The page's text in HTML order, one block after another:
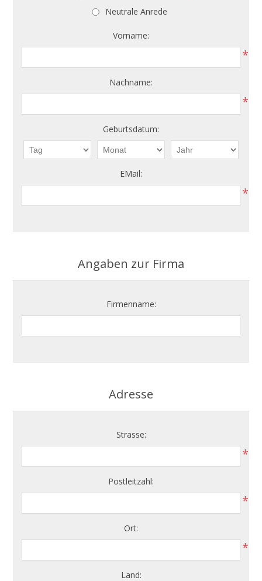
Neutrale Anrede
Vorname:
*
Nachname:
*
Geburtsdatum:
EMail:
*
Angaben zur Firma
Firmenname:
Adresse
Strasse:
*
Postleitzahl:
*
Ort:
*
Land: